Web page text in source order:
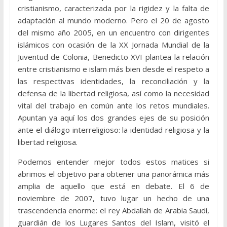
cristianismo, caracterizada por la rigidez y la falta de
adaptación al mundo moderno. Pero el 20 de agosto
del mismo año 2005, en un encuentro con dirigentes
islámicos con ocasión de la XX Jornada Mundial de la
Juventud de Colonia, Benedicto XVI plantea la relación
entre cristianismo e islam más bien desde el respeto a
las respectivas identidades, la reconciliación y la
defensa de la libertad religiosa, así como la necesidad
vital del trabajo en común ante los retos mundiales.
Apuntan ya aquí los dos grandes ejes de su posición
ante el diálogo interreligioso: la identidad religiosa y la
libertad religiosa.
Podemos entender mejor todos estos matices si
abrimos el objetivo para obtener una panorámica más
amplia de aquello que está en debate. El 6 de
noviembre de 2007, tuvo lugar un hecho de una
trascendencia enorme: el rey Abdallah de Arabia Saudí,
guardián de los Lugares Santos del Islam, visitó el